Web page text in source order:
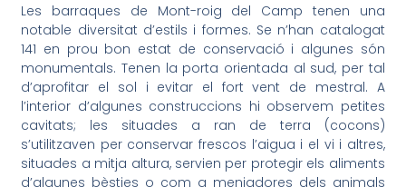
Les barraques de Mont-roig del Camp tenen una
notable diversitat d’estils i formes. Se n’han catalogat
141 en prou bon estat de conservació i algunes són
monumentals. Tenen la porta orientada al sud, per tal
d’aprofitar el sol i evitar el fort vent de mestral. A
l’interior d’algunes construccions hi observem petites
cavitats; les situades a ran de terra (cocons)
s’utilitzaven per conservar frescos l’aigua i el vi i altres,
situades a mitja altura, servien per protegir els aliments
d’algunes bèsties o com a menjadores dels animals